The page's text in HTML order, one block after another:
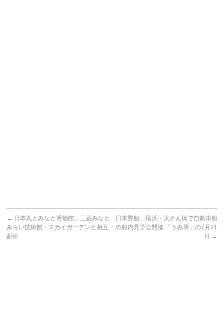
← 日本丸とみなと博物館、三菱みなと
みらい技術館・スカイガーデンと相互
割引
日本郵船、横浜・大さん橋で自動車船
の船内見学会開催 「うみ博」の7月21
日 →